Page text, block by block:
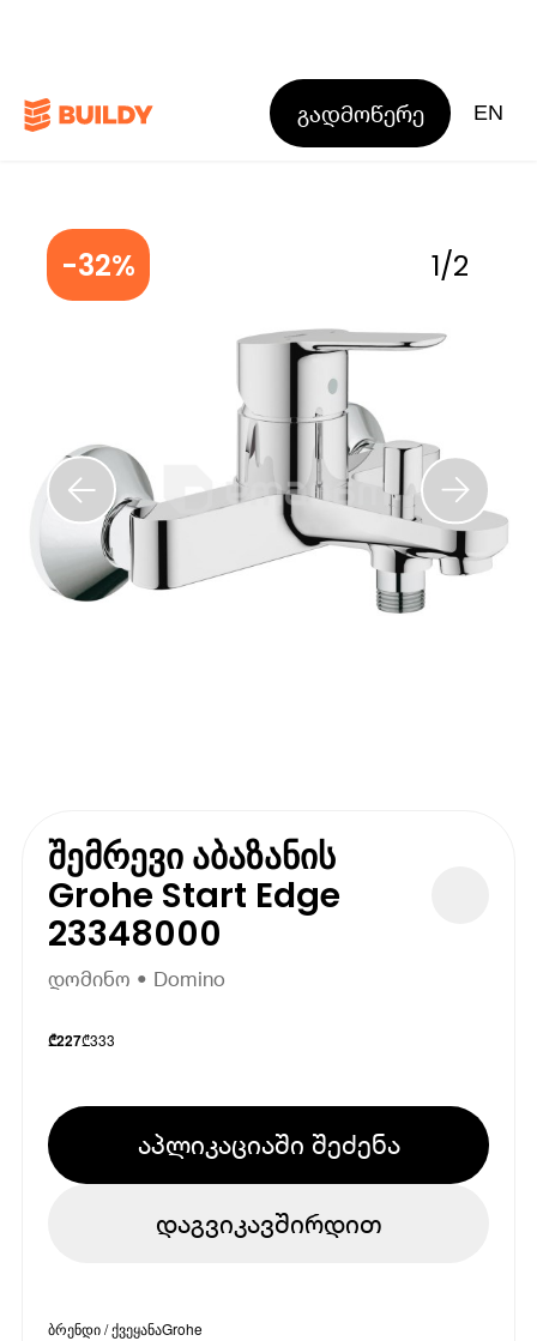
გადმოწერე EN
-32% 1/2
შემრევი აბაზანის
Grohe Start Edge
23348000
დომინო • Domino
₾227₾333
აპლიკაციაში შეძენა
დაგვიკავშირდით
ბრენდი / ქვეყანაGrohe